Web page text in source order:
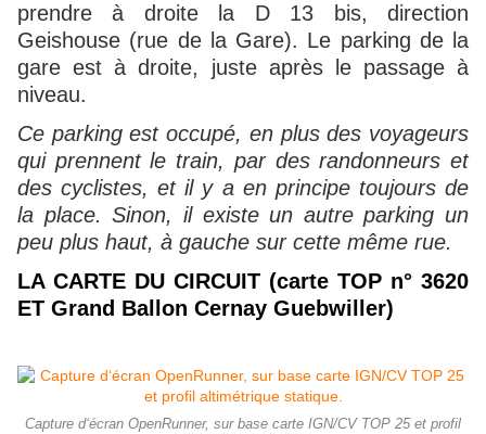
prendre à droite la D 13 bis, direction
Geishouse (rue de la Gare). Le parking de la
gare est à droite, juste après le passage à
niveau.
Ce parking est occupé, en plus des voyageurs
qui prennent le train, par des randonneurs et
des cyclistes, et il y a en principe toujours de
la place. Sinon, il existe un autre parking un
peu plus haut, à gauche sur cette même rue.
LA CARTE DU CIRCUIT (carte TOP n° 3620
ET Grand Ballon Cernay Guebwiller)
Capture d‘écran OpenRunner, sur base carte IGN/CV TOP 25 et profil